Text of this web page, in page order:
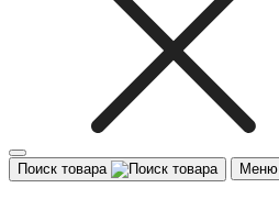
Поиск товара Меню